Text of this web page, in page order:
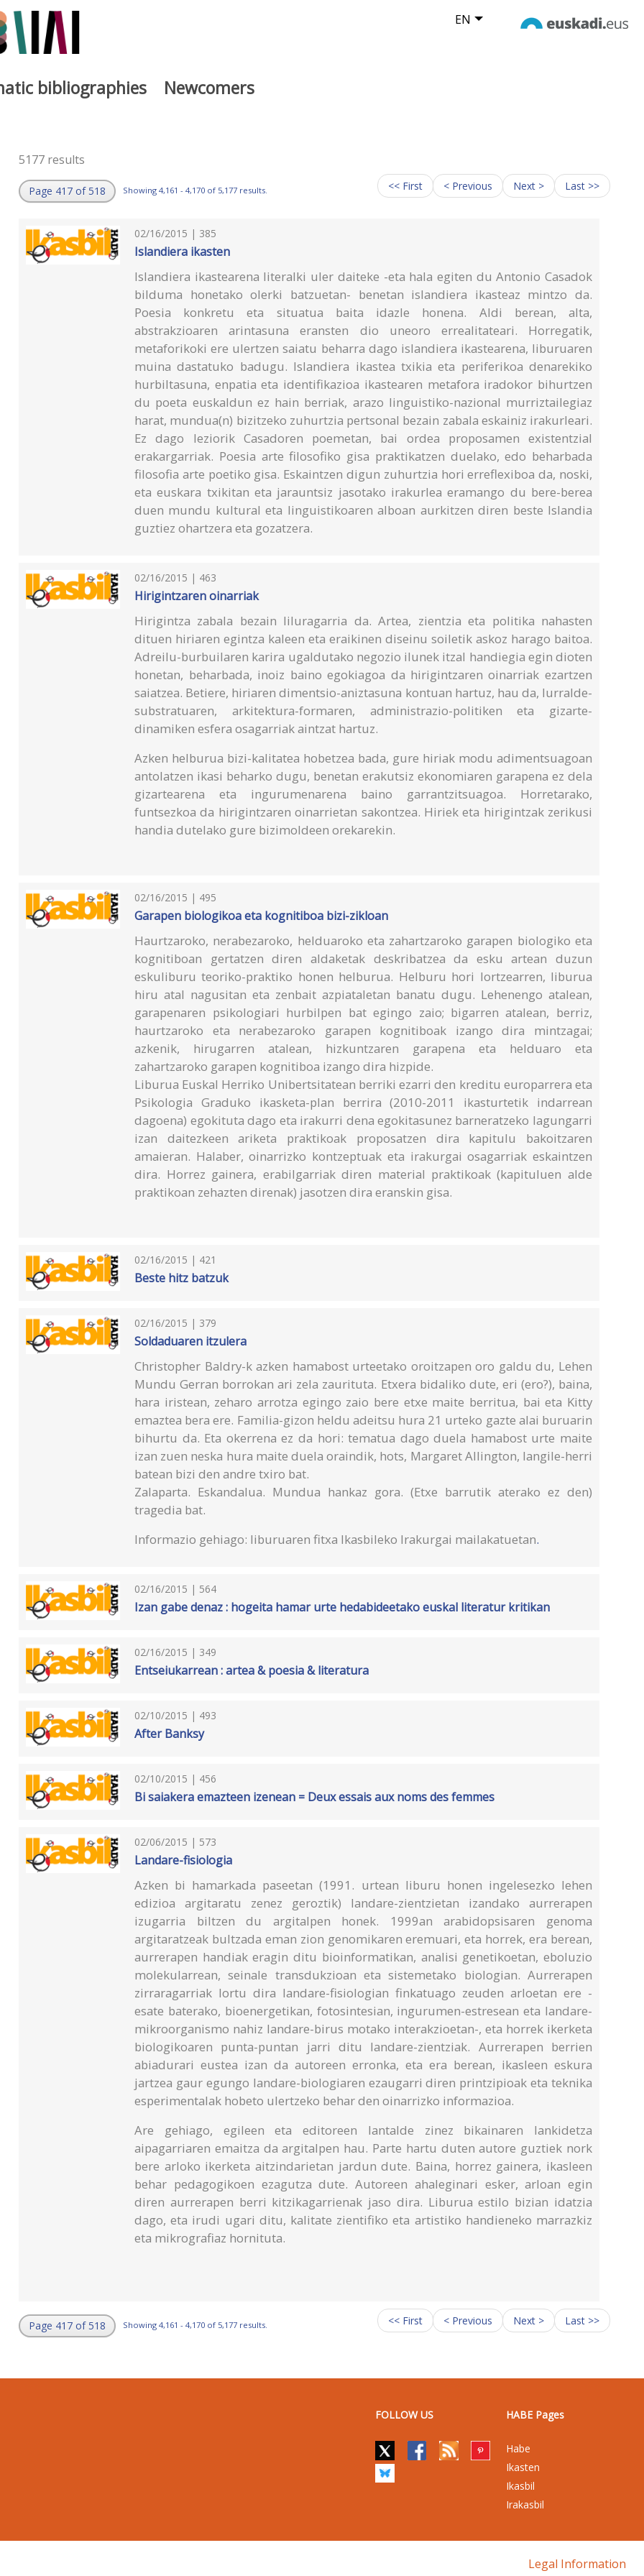
EN
bibliographies Newcomers
5177 results
Page 417 of 518 Showing 4,161 - 4,170 of 5,177 results. << First < Previous Next > Last >>
02/16/2015 | 385
Islandiera ikasten
Islandiera ikastearena literalki uler daiteke -eta hala egiten du Antonio Casadok
bilduma honetako olerki batzuetan- benetan islandiera ikasteaz mintzo da.
Poesia konkretu eta situatua baita idazle honena. Aldi berean, alta,
abstrakzioaren arintasuna eransten dio uneoro errealitateari. Horregatik,
metaforikoki ere ulertzen saiatu beharra dago islandiera ikastearena, liburuaren
muina dastatuko badugu. Islandiera ikastea txikia eta periferikoa denarekiko
hurbiltasuna, enpatia eta identifikazioa ikastearen metafora iradokor bihurtzen
du poeta euskaldun ez hain berriak, arazo linguistiko-nazional murriztailegiaz
harat, mundua(n) bizitzeko zuhurtzia pertsonal bezain zabala eskainiz irakurleari.
Ez dago leziorik Casadoren poemetan, bai ordea proposamen existentzial
erakargarriak. Poesia arte filosofiko gisa praktikatzen duelako, edo beharbada
filosofia arte poetiko gisa. Eskaintzen digun zuhurtzia hori erreflexiboa da, noski,
eta euskara txikitan eta jarauntsiz jasotako irakurlea eramango du bere-berea
duen mundu kultural eta linguistikoaren alboan aurkitzen diren beste Islandia
guztiez ohartzera eta gozatzera.
02/16/2015 | 463
Hirigintzaren oinarriak
Hirigintza zabala bezain liluragarria da. Artea, zientzia eta politika nahasten
dituen hiriaren egintza kaleen eta eraikinen diseinu soiletik askoz harago baitoa.
Adreilu-burbuilaren karira ugaldutako negozio ilunek itzal handiegia egin dioten
honetan, beharbada, inoiz baino egokiagoa da hirigintzaren oinarriak ezartzen
saiatzea. Betiere, hiriaren dimentsio-aniztasuna kontuan hartuz, hau da, lurralde-
substratuaren, arkitektura-formaren, administrazio-politiken eta gizarte-
dinamiken esfera osagarriak aintzat hartuz.
Azken helburua bizi-kalitatea hobetzea bada, gure hiriak modu adimentsuagoan
antolatzen ikasi beharko dugu, benetan erakutsiz ekonomiaren garapena ez dela
gizartearena eta ingurumenarena baino garrantzitsuagoa. Horretarako,
funtsezkoa da hirigintzaren oinarrietan sakontzea. Hiriek eta hirigintzak zerikusi
handia dutelako gure bizimoldeen orekarekin.
02/16/2015 | 495
Garapen biologikoa eta kognitiboa bizi-zikloan
Haurtzaroko, nerabezaroko, helduaroko eta zahartzaroko garapen biologiko eta
kognitiboan gertatzen diren aldaketak deskribatzea da esku artean duzun
eskuliburu teoriko-praktiko honen helburua. Helburu hori lortzearren, liburua
hiru atal nagusitan eta zenbait azpiataletan banatu dugu. Lehenengo atalean,
garapenaren psikologiari hurbilpen bat egingo zaio; bigarren atalean, berriz,
haurtzaroko eta nerabezaroko garapen kognitiboak izango dira mintzagai;
azkenik, hirugarren atalean, hizkuntzaren garapena eta helduaro eta
zahartzaroko garapen kognitiboa izango dira hizpide.
Liburua Euskal Herriko Unibertsitatean berriki ezarri den kreditu europarrera eta
Psikologia Graduko ikasketa-plan berrira (2010-2011 ikasturtetik indarrean
dagoena) egokituta dago eta irakurri dena egokitasunez barneratzeko lagungarri
izan daitezkeen ariketa praktikoak proposatzen dira kapitulu bakoitzaren
amaieran. Halaber, oinarrizko kontzeptuak eta irakurgai osagarriak eskaintzen
dira. Horrez gainera, erabilgarriak diren material praktikoak (kapituluen alde
praktikoan zehazten direnak) jasotzen dira eranskin gisa.
02/16/2015 | 421
Beste hitz batzuk
02/16/2015 | 379
Soldaduaren itzulera
Christopher Baldry-k azken hamabost urteetako oroitzapen oro galdu du, Lehen
Mundu Gerran borrokan ari zela zaurituta. Etxera bidaliko dute, eri (ero?), baina,
hara iristean, zeharo arrotza egingo zaio bere etxe maite berritua, bai eta Kitty
emaztea bera ere. Familia-gizon heldu adeitsu hura 21 urteko gazte alai buruarin
bihurtu da. Eta okerrena ez da hori: tematua dago duela hamabost urte maite
izan zuen neska hura maite duela oraindik, hots, Margaret Allington, langile-herri
batean bizi den andre txiro bat.
Zalaparta. Eskandalua. Mundua hankaz gora. (Etxe barrutik aterako ez den)
tragedia bat.
Informazio gehiago: liburuaren fitxa Ikasbileko Irakurgai mailakatuetan.
02/16/2015 | 564
Izan gabe denaz : hogeita hamar urte hedabideetako euskal literatur kritikan
02/16/2015 | 349
Entseiukarrean : artea & poesia & literatura
02/10/2015 | 493
After Banksy
02/10/2015 | 456
Bi saiakera emazteen izenean = Deux essais aux noms des femmes
02/06/2015 | 573
Landare-fisiologia
Azken bi hamarkada paseetan (1991. urtean liburu honen ingelesezko lehen
edizioa argitaratu zenez geroztik) landare-zientzietan izandako aurrerapen
izugarria biltzen du argitalpen honek. 1999an arabidopsisaren genoma
argitaratzeak bultzada eman zion genomikaren eremuari, eta horrek, era berean,
aurrerapen handiak eragin ditu bioinformatikan, analisi genetikoetan, eboluzio
molekularrean, seinale transdukzioan eta sistemetako biologian. Aurrerapen
zirraragarriak lortu dira landare-fisiologian finkatuago zeuden arloetan ere -
esate baterako, bioenergetikan, fotosintesian, ingurumen-estresean eta landare-
mikroorganismo nahiz landare-birus motako interakzioetan-, eta horrek ikerketa
biologikoaren punta-puntan jarri ditu landare-zientziak. Aurrerapen berrien
abiadurari eustea izan da autoreen erronka, eta era berean, ikasleen eskura
jartzea gaur egungo landare-biologiaren ezaugarri diren printzipioak eta teknika
esperimentalak hobeto ulertzeko behar den oinarrizko informazioa.
Are gehiago, egileen eta editoreen lantalde zinez bikainaren lankidetza
aipagarriaren emaitza da argitalpen hau. Parte hartu duten autore guztiek nork
bere arloko ikerketa aitzindarietan jardun dute. Baina, horrez gainera, ikasleen
behar pedagogikoen ezagutza dute. Autoreen ahaleginari esker, arloan egin
diren aurrerapen berri kitzikagarrienak jaso dira. Liburua estilo bizian idatzia
dago, eta irudi ugari ditu, kalitate zientifiko eta artistiko handieneko marrazkiz
eta mikrografiaz hornituta.
Page 417 of 518 Showing 4,161 - 4,170 of 5,177 results. << First < Previous Next > Last >>
FOLLOW US HABE Pages
Habe
Ikasten
Ikasbil
Irakasbil
Legal Information